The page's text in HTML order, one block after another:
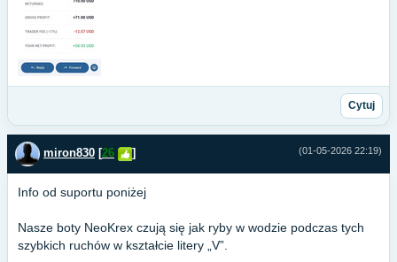
Cytuj
(01-05-2026 22:19)
miron830 [26 ]
Info od suportu poniżej
Nasze boty NeoKrex czują się jak ryby w wodzie podczas tych
szybkich ruchów w kształcie litery „V”.